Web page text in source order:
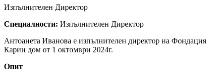
Изпълнителен Директор
Специалности: Изпълнителен Директор
Антоанета Иванова е изпълнителен директор на Фондация
Карин дом от 1 октомври 2024г.
Опит